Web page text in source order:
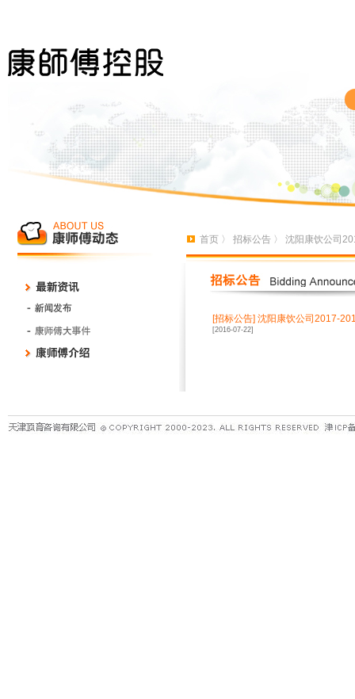
首页 〉 招标公告 〉 沈阳康饮公司
[招标公告] 沈阳康饮公司2017-
[2016-07-22]